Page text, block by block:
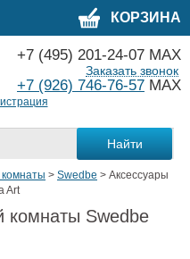
КОРЗИНА
+7 (495) 201-24-07 MAX
+7 (926) 746-76-57 MAX
Заказать звонок
> Swedbe > Аксессуары
Art
комнаты Swedbe